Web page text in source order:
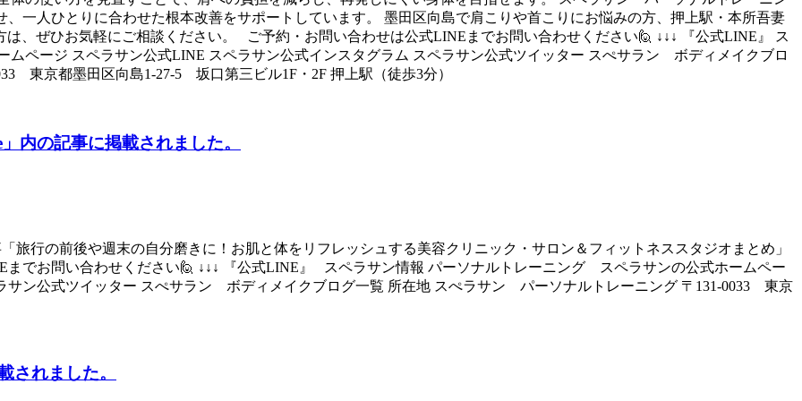
一人ひとりに合わせた根本改善をサポートしています。 墨田区向島で肩こりや首こりにお悩みの方、押上駅・本所吾妻
、ぜひお気軽にご相談ください。 ご予約・お問い合わせは公式LINEまでお問い合わせください🙋 ↓↓↓ 『公式LINE』 ス
ページ スペラサン公式LINE スペラサン公式インスタグラム スペラサン公式ツイッター スぺサラン ボディメイクブロ
東京都墨田区向島1-27-5 坂口第三ビル1F・2F 押上駅（徒歩3分）
内の記事に掲載されました。
旅行の前後や週末の自分磨きに！お肌と体をリフレッシュする美容クリニック・サロン＆フィットネススタジオまとめ」
でお問い合わせください🙋 ↓↓↓ 『公式LINE』 スペラサン情報 パーソナルトレーニング スペラサンの公式ホームペー
サン公式ツイッター スぺサラン ボディメイクブログ一覧 所在地 スぺラサン パーソナルトレーニング 〒131-0033 東京
されました。